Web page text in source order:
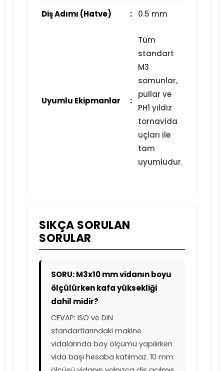
Diş Adımı (Hatve) : 0.5 mm
Uyumlu Ekipmanlar :
Tüm
standart
M3
somunlar,
pullar ve
PH1 yıldız
tornavida
uçları ile
tam
uyumludur.
SIKÇA SORULAN
SORULAR
SORU: M3x10 mm vidanın boyu
ölçülürken kafa yüksekliği
dahil midir?
CEVAP: ISO ve DIN
standartlarındaki makine
vidalarında boy ölçümü yapılırken
vida başı hesaba katılmaz. 10 mm